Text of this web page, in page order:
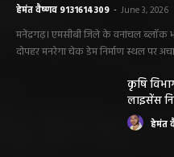
हेमंत वैष्णव 9131614309 - June 3, 2026
मनेंद्रगढ़। एमसीबी जिले के वनांचल ब्लॉक
दोपहर मनरेगा चेक डेम निर्माण स्थल पर
कृषि
लाइसेंस
हेमंत